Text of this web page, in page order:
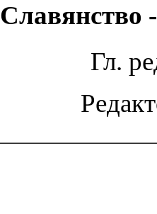
Славянство
Гл.